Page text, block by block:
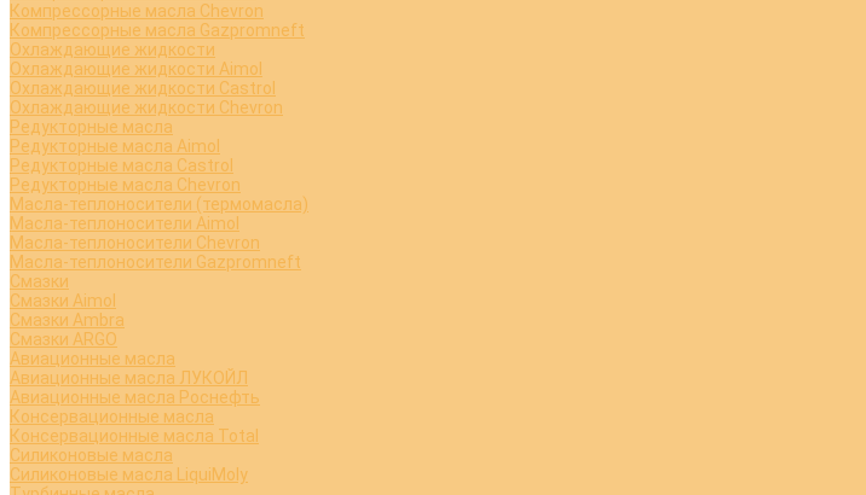
Компрессорные масла Chevron
Компрессорные масла Gazpromneft
Охлаждающие жидкости
Охлаждающие жидкости Aimol
Охлаждающие жидкости Castrol
Охлаждающие жидкости Chevron
Редукторные масла
Редукторные масла Aimol
Редукторные масла Castrol
Редукторные масла Chevron
Масла-теплоносители (термомасла)
Масла-теплоносители Aimol
Масла-теплоносители Chevron
Масла-теплоносители Gazpromneft
Смазки
Смазки Aimol
Смазки Ambra
Смазки ARGO
Авиационные масла
Авиационные масла ЛУКОЙЛ
Авиационные масла Роснефть
Консервационные масла
Консервационные масла Total
Силиконовые масла
Силиконовые масла LiquiMoly